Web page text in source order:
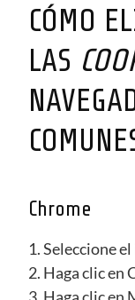
CÓMO
LAS
Chrome
1. Seleccione
2. Haga clic en